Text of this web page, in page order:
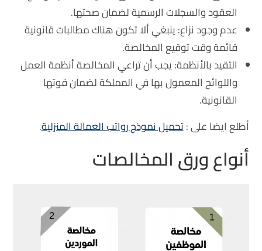
العقود والسجلات الرسمية لضمان صحتها.
عدم وجود نزاع: ينبغي ألا تكون هناك مطالبات قانونية
قائمة وقت توقيع المخالصة.
التقيد بالأنظمة: يجب أن تراعي المخالصة أنظمة العمل
واللوائح المعمول بها في المملكة لضمان قوتها
القانونية.
أطلع ايضا على :تحميل نموذج رواتب العمالة المنزلية.
أنواع ورق المخالصات